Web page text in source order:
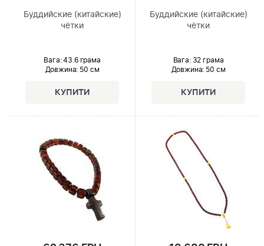
Буддийские (китайские)
чётки
Вага: 43.6 грама
Довжина: 50 см
Буддийские (китайские)
чётки
Вага: 32 грама
Довжина: 50 см